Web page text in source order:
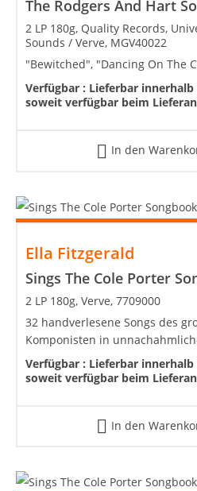
The Rodgers And Hart
2 LP 180g, Quality Records,
Sounds / Verve, MGV40022
"Bewitched", "Dancing On The
Verfügbar : Lieferbar
soweit verfügbar beim
In den
Ella Fitzgerald
Sings The Cole Porter
2 LP 180g, Verve, 7709000
32 handverlesene Songs des
Komponisten in
Verfügbar : Lieferbar
soweit verfügbar beim
In den